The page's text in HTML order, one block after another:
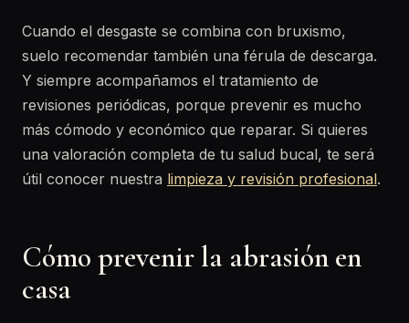
Cuando el desgaste se combina con bruxismo,
suelo recomendar también una férula de descarga.
Y siempre acompañamos el tratamiento de
revisiones periódicas, porque prevenir es mucho
más cómodo y económico que reparar. Si quieres
una valoración completa de tu salud bucal, te será
útil conocer nuestra limpieza y revisión profesional.
Cómo prevenir la abrasión en
casa